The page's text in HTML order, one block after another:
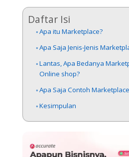
Daftar Isi
Apa itu Marketplace?
Apa Saja Jenis-Jenis
Lantas, Apa Bedanya
Online shop?
Apa Saja Contoh
Kesimpulan